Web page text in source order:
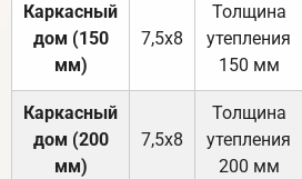
Каркасный
дом (150
мм)
7,5х8
Толщина
утепления
150 мм
Каркасный
дом (200
мм)
7,5х8
Толщина
утепления
200 мм